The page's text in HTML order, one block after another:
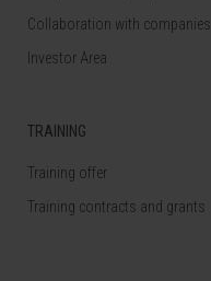
Collaboration with companies
Investor Area
TRAINING
Training offer
Training contracts and grants